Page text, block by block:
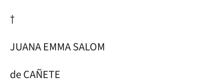
†
JUANA EMMA SALOM
de CAÑETE